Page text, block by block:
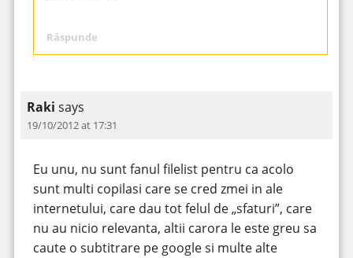
Răspunde
Raki says
19/10/2012 at 17:31
Eu unu, nu sunt fanul filelist pentru ca acolo
sunt multi copilasi care se cred zmei in ale
internetului, care dau tot felul de „sfaturi”, care
nu au nicio relevanta, altii carora le este greu sa
caute o subtitrare pe google si multe alte